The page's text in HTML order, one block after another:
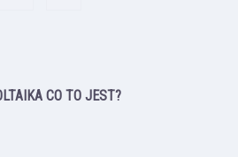
CO TO JEST?